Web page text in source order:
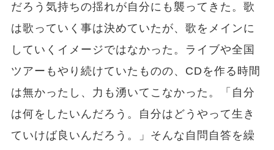
だろう気持ちの揺れが自分にも襲ってきた。歌
は歌っていく事は決めていたが、歌をメインに
していくイメージではなかった。ライブや全国
ツアーもやり続けていたものの、CDを作る時間
は無かったし、力も湧いてこなかった。「自分
は何をしたいんだろう。自分はどうやって生き
ていけば良いんだろう。」そんな自問自答を繰